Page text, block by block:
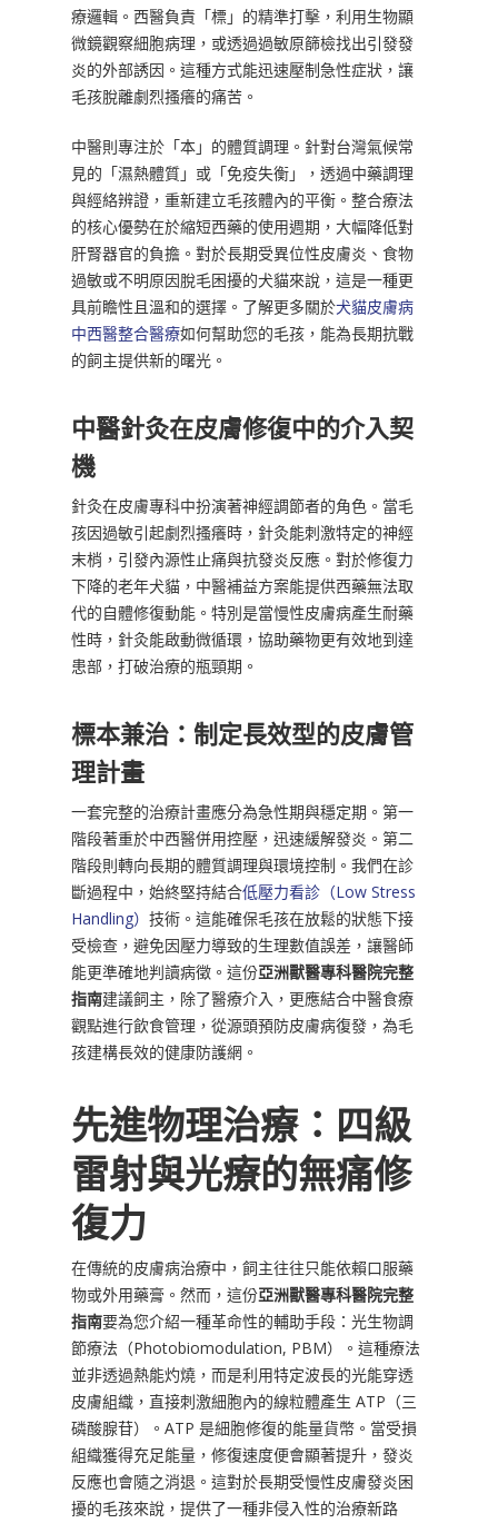
療邏輯。西醫負責「標」的精準打擊，利用生物顯
微鏡觀察細胞病理，或透過過敏原篩檢找出引發發
炎的外部誘因。這種方式能迅速壓制急性症狀，讓
毛孩脫離劇烈搔癢的痛苦。
中醫則專注於「本」的體質調理。針對台灣氣候常
見的「濕熱體質」或「免疫失衡」，透過中藥調理
與經絡辨證，重新建立毛孩體內的平衡。整合療法
的核心優勢在於縮短西藥的使用週期，大幅降低對
肝腎器官的負擔。對於長期受異位性皮膚炎、食物
過敏或不明原因脫毛困擾的犬貓來說，這是一種更
具前瞻性且溫和的選擇。了解更多關於犬貓皮膚病
中西醫整合醫療如何幫助您的毛孩，能為長期抗戰
的飼主提供新的曙光。
中醫針灸在皮膚修復中的介入契
機
針灸在皮膚專科中扮演著神經調節者的角色。當毛
孩因過敏引起劇烈搔癢時，針灸能刺激特定的神經
末梢，引發內源性止痛與抗發炎反應。對於修復力
下降的老年犬貓，中醫補益方案能提供西藥無法取
代的自體修復動能。特別是當慢性皮膚病產生耐藥
性時，針灸能啟動微循環，協助藥物更有效地到達
患部，打破治療的瓶頸期。
標本兼治：制定長效型的皮膚管
理計畫
一套完整的治療計畫應分為急性期與穩定期。第一
階段著重於中西醫併用控壓，迅速緩解發炎。第二
階段則轉向長期的體質調理與環境控制。我們在診
斷過程中，始終堅持結合低壓力看診（Low Stress
Handling） 技術。這能確保毛孩在放鬆的狀態下接
受檢查，避免因壓力導致的生理數值誤差，讓醫師
能更準確地判讀病徵。這份亞洲獸醫專科醫院完整
指南建議飼主，除了醫療介入，更應結合中醫食療
觀點進行飲食管理，從源頭預防皮膚病復發，為毛
孩建構長效的健康防護網。
先進物理治療：四級
雷射與光療的無痛修
復力
在傳統的皮膚病治療中，飼主往往只能依賴口服藥
物或外用藥膏。然而，這份亞洲獸醫專科醫院完整
指南要為您介紹一種革命性的輔助手段：光生物調
節療法（Photobiomodulation, PBM）。這種療法
並非透過熱能灼燒，而是利用特定波長的光能穿透
皮膚組織，直接刺激細胞內的線粒體產生 ATP（三
磷酸腺苷）。ATP 是細胞修復的能量貨幣。當受損
組織獲得充足能量，修復速度便會顯著提升，發炎
反應也會隨之消退。這對於長期受慢性皮膚發炎困
擾的毛孩來說，提供了一種非侵入性的治療新路